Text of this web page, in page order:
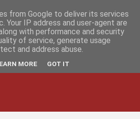
a
c
e
b
n
s
t
a
g
from Google to deliver its services
Your IP address and user-agent are
with performance and security
of service, generate usage
and address abuse.
MORE GOT IT